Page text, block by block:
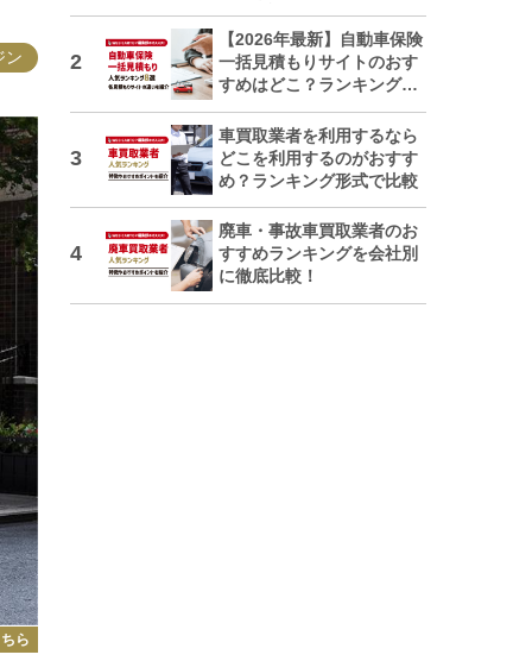
ン
ら
トも解説
【2026年最新】自動車保険
一括見積もりサイトのおす
すめはどこ？ランキングで
車買取業者を利用するなら
どこを利用するのがおすす
め？ランキング形式で比較
廃車・事故車買取業者のお
すすめランキングを会社別
に徹底比較！